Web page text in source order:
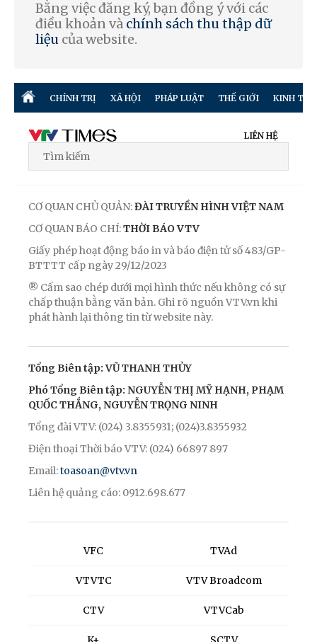
Bằng việc đăng ký, bạn đồng ý với các
điều khoản và chính sách thu thập dữ
liệu của website.
CHÍNH TRỊ XÃ HỘI PHÁP LUẬT THẾ GIỚI KINH TẾ
LIÊN HỆ
CƠ QUAN CHỦ QUẢN:ĐÀI TRUYỀN HÌNH VIỆT NAM
CƠ QUAN BÁO CHÍ:THỜI BÁO VTV
Giấy phép hoạt động báo in và báo điện tử số 483/GP-
BTTTT cấp ngày 29/12/2023
® Cấm sao chép dưới mọi hình thức nếu không có sự
chấp thuận bằng văn bản. Ghi rõ nguồn VTV.vn khi
phát hành lại thông tin từ website này.
Tổng Biên tập: VŨ THANH THỦY
Phó Tổng Biên tập: NGUYỄN THỊ MỸ HẠNH, PHẠM
QUỐC THẮNG, NGUYỄN TRỌNG NINH
Tổng đài VTV: (024) 3.8355931; (024)3.8355932
Điện thoại Thời báo VTV: (024) 66897 897
Email:toasoan@vtv.vn
Liên hệ quảng cáo: 0912.698.677
VFC
VTVTC
CTV
TVAd
VTV Broadcom
VTVCab